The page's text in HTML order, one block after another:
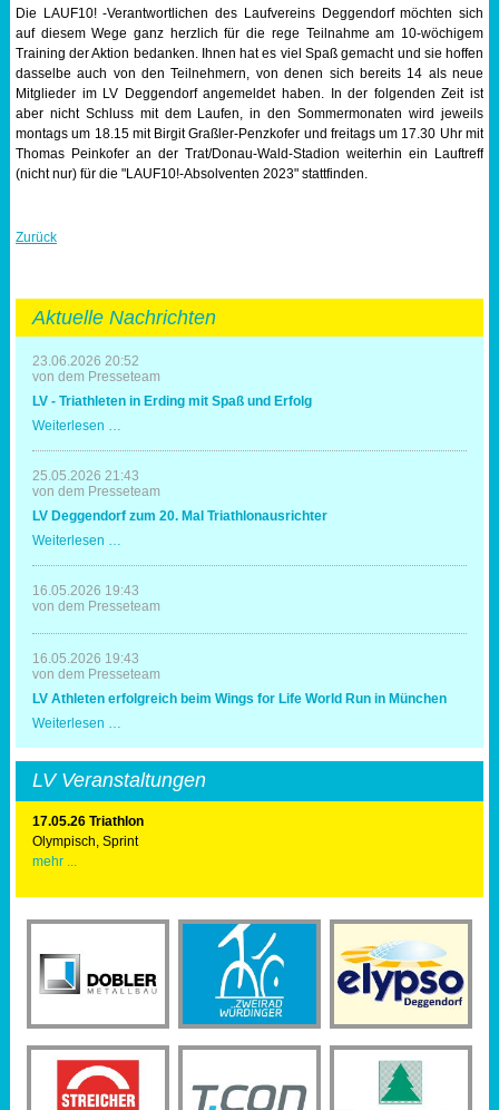
Die LAUF10! -Verantwortlichen des Laufvereins Deggendorf möchten sich
auf diesem Wege ganz herzlich für die rege Teilnahme am 10-wöchigem
Training der Aktion bedanken. Ihnen hat es viel Spaß gemacht und sie hoffen
dasselbe auch von den Teilnehmern, von denen sich bereits 14 als neue
Mitglieder im LV Deggendorf angemeldet haben. In der folgenden Zeit ist
aber nicht Schluss mit dem Laufen, in den Sommermonaten wird jeweils
montags um 18.15 mit Birgit Graßler-Penzkofer und freitags um 17.30 Uhr mit
Thomas Peinkofer an der Trat/Donau-Wald-Stadion weiterhin ein Lauftreff
(nicht nur) für die "LAUF10!-Absolventen 2023" stattfinden.
Zurück
Aktuelle Nachrichten
23.06.2026 20:52
von dem Presseteam
LV - Triathleten in Erding mit Spaß und Erfolg
Weiterlesen …
Triathleten
in
Erding
Spaß
Erfolg
25.05.2026 21:43
von dem Presseteam
LV Deggendorf zum 20. Mal Triathlonausrichter
Weiterlesen …
zum
20.
Mal
16.05.2026 19:43
von dem Presseteam
16.05.2026 19:43
von dem Presseteam
LV Athleten erfolgreich beim Wings for Life World Run in München
Weiterlesen …
erfolgreich
Wings
for
Life
World
Run
LV Veranstaltungen
17.05.26 Triathlon
Olympisch, Sprint
mehr ...